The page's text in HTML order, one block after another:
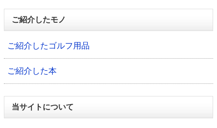
ご紹介したモノ
ご紹介したゴルフ用品
ご紹介した本
当サイトについて